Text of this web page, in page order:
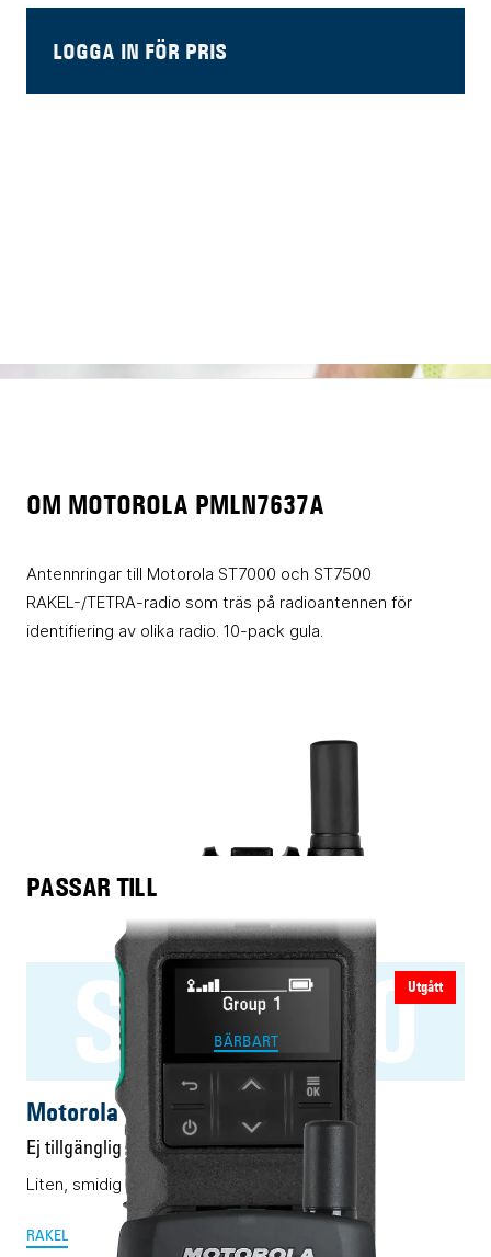
LOGGA IN FÖR PRIS
OM MOTOROLA PMLN7637A
Antennringar till Motorola ST7000 och ST7500
RAKEL-/TETRA-radio som träs på radioantennen för
identifiering av olika radio. 10-pack gula.
PASSAR TILL
Utgått
ST7500
BÄRBART
Motorola ST7500
Ej tillgänglig
Liten, smidig och robust Rakel-terminal.
RAKEL